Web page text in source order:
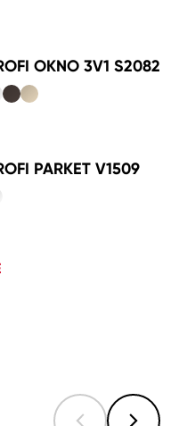
OKNO 3V1 S2082
PARKET V1509